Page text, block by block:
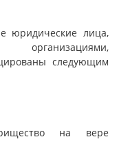
юридические лица,
организациями,
следующим
на вере